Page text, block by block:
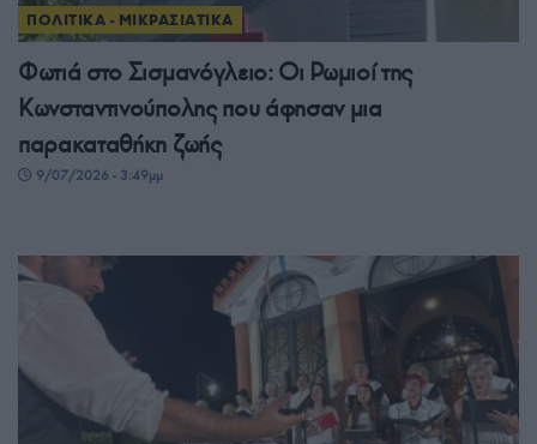
ΠΟΛΙΤΙΚΑ - ΜΙΚΡΑΣΙΑΤΙΚΑ
Φωτιά στο Σισμανόγλειο: Οι Ρωμιοί της
Κωνσταντινούπολης που άφησαν μια
παρακαταθήκη ζωής
9/07/2026 - 3:49μμ